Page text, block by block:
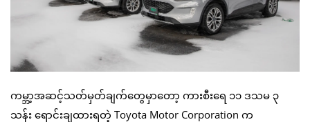
ကမ္ဘာ့အဆင့်သတ်မှတ်ချက်တွေမှာတော့ ကားစီးရေ ၁၁ ဒသမ ၃
သန်း ရောင်းချထားရတဲ့ Toyota Motor Corporation က